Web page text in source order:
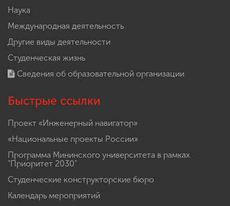
Наука
Международная деятельность
Другие виды деятельности
Студенческая жизнь
Сведения об образовательной организации
Быстрые ссылки
Проект «Инженерный навигатор»
«Национальные проекты России»
Программа Мининского университета в рамках
"Приоритет 2030"
Студенческие конструкторские бюро
Календарь мероприятий